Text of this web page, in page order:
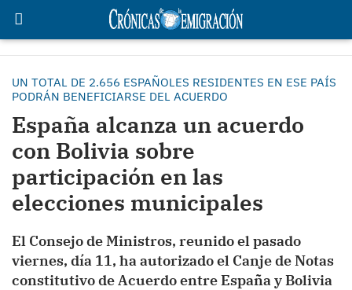
UN TOTAL DE 2.656 ESPAÑOLES RESIDENTES EN ESE PAÍS
PODRÁN BENEFICIARSE DEL ACUERDO
España alcanza un acuerdo
con Bolivia sobre
participación en las
elecciones municipales
El Consejo de Ministros, reunido el pasado
viernes, día 11, ha autorizado el Canje de Notas
constitutivo de Acuerdo entre España y Bolivia